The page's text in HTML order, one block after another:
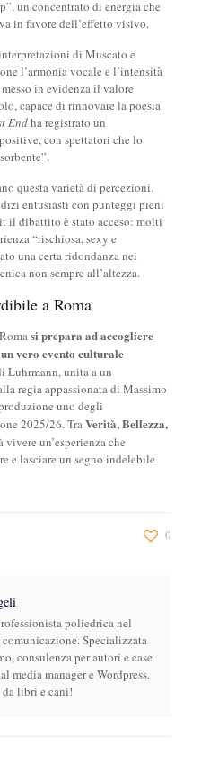
un concentrato di energia che
in favore dell’effetto visivo.
di Muscato e
l’armonia vocale e l’intensità
in evidenza il valore
capace di rinnovare la poesia
Endha registrato un
con spettatori che lo
questa varietà di percezioni.
entusiasti con punteggi pieni
il dibattito è stato acceso: molti
“rischiosa, sexy e
una certa ridondanza nei
non sempre all’altezza.
a Roma
Romasi prepara ad accogliere
un vero evento culturale
Luhrmann, unita a un
regia appassionata di Massimo
uno degli
2025/26. TraVerità, Bellezza,
un’esperienza che
e lasciare un segno indelebile
0
poliedrica nel
Specializzata
consulenza per autori e case
media manager e Wordpress.
libri e cani!